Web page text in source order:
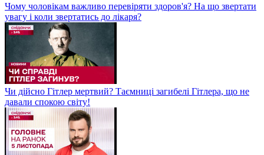
Чому чоловікам важливо перевіряти здоров'я? На що звертати
увагу і коли звертатись до лікаря?
Чи дійсно Гітлер мертвий? Таємниці загибелі Гітлера, що не
давали спокою світу!